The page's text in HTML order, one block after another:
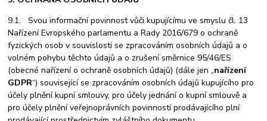
9.1. Svou informační povinnost vůči kupujícímu ve smyslu čl. 13
Nařízení Evropského parlamentu a Rady 2016/679 o ochraně
fyzických osob v souvislosti se zpracováním osobních údajů a o
volném pohybu těchto údajů a o zrušení směrnice 95/46/ES
(obecné nařízení o ochraně osobních údajů) (dále jen „nařízení
GDPR“) související se zpracováním osobních údajů kupujícího pro
účely plnění kupní smlouvy, pro účely jednání o kupní smlouvě a
pro účely plnění veřejnoprávních povinností prodávajícího plní